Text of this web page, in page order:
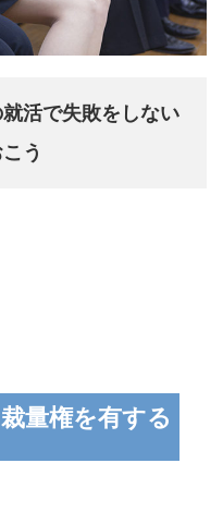
活で失敗をしない
う
量権を有する